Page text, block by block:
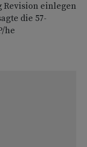
einlegen
die 57-
he